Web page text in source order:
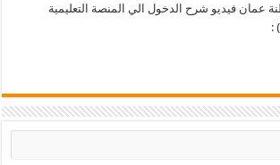
شرح الدخول الي المنصة التعليمية